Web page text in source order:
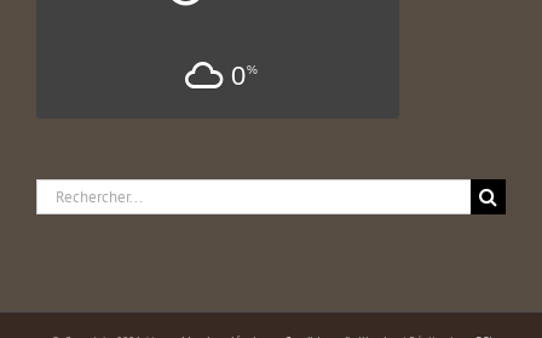
0%
Rechercher: